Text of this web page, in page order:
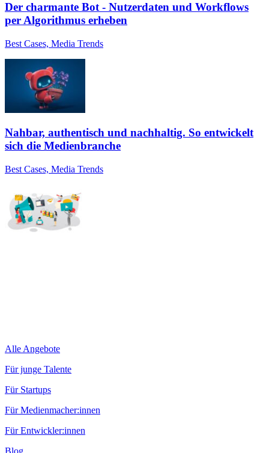
Der charmante Bot - Nutzerdaten und Workflows
per Algorithmus erheben
Best Cases, Media Trends
Nahbar, authentisch und nachhaltig. So entwickelt
sich die Medienbranche
Best Cases, Media Trends
Alle Angebote
Für junge Talente
Für Startups
Für Medienmacher:innen
Für Entwickler:innen
Blog